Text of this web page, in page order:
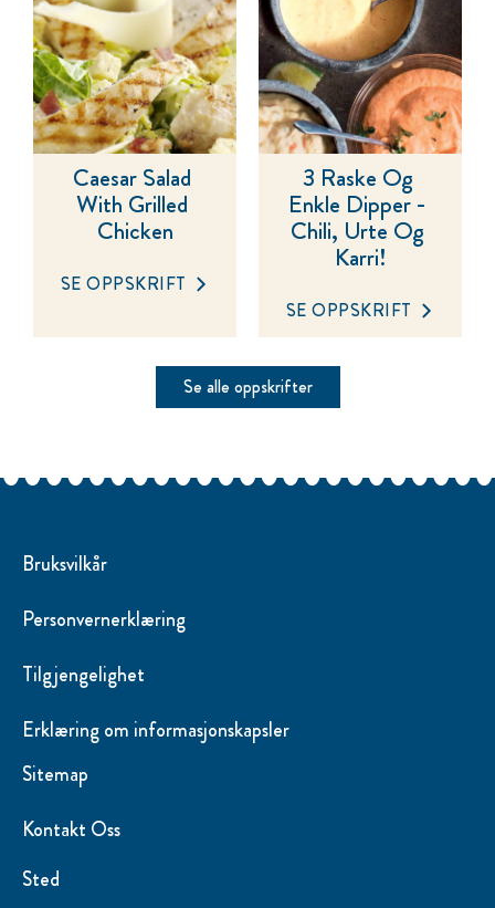
Caesar Salad
With Grilled
Chicken
SE OPPSKRIFT
3 Raske Og
Enkle Dipper -
Chili, Urte Og
Karri!
SE OPPSKRIFT
Se alle oppskrifter
Bruksvilkår
Personvernerklæring
Tilgjengelighet
Erklæring om informasjonskapsler
Endre Instillinger
Sitemap
Kontakt Oss